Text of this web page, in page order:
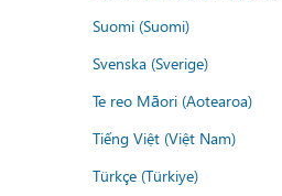
Suomi (Suomi)
Svenska (Sverige)
Te reo Māori (Aotearoa)
Tiếng Việt (Việt Nam)
Türkçe (Türkiye)